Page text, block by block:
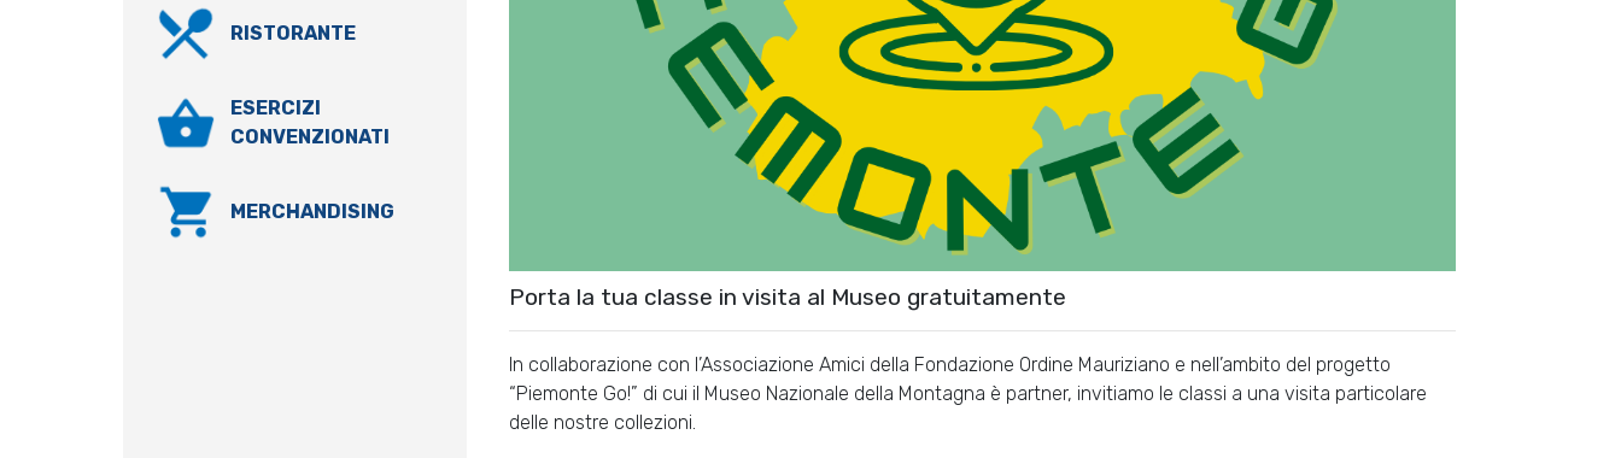
RISTORANTE
ESERCIZI
CONVENZIONATI
MERCHANDISING
Porta la tua classe in visita al Museo gratuitamente
In collaborazione con l’Associazione Amici della Fondazione Ordine Mauriziano e nell’ambito del progetto
“Piemonte Go!” di cui il Museo Nazionale della Montagna è partner, invitiamo le classi a una visita particolare
delle nostre collezioni.